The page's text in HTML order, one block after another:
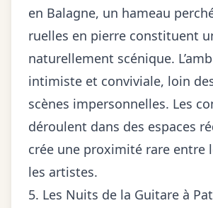
en Balagne, un hameau
ruelles en pierre constituent
naturellement scénique.
intimiste et conviviale, loin
scènes impersonnelles. Les
déroulent dans des espaces
crée une proximité rare entre
les artistes.
5. Les Nuits de la Guitare à